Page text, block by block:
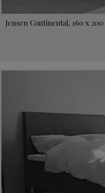
Jensen Continental, 160 x